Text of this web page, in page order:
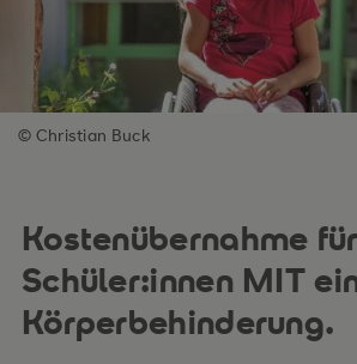
© Christian Buck
Kostenübernahme für
Schüler:innen MIT
Körperbehinderung.